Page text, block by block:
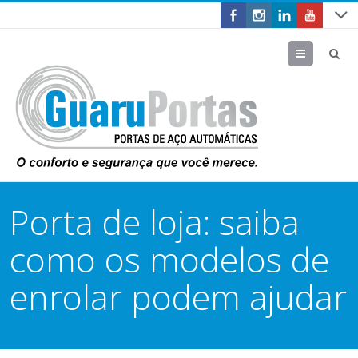
Menu
Porta de loja: saiba
como os modelos de
enrolar podem ajudar